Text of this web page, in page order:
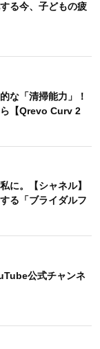
る今、子どもの疲
な「清掃能力」！
【Qrevo Curv 2
に。【シャネル】
る「ブライダルフ
公式チャンネ